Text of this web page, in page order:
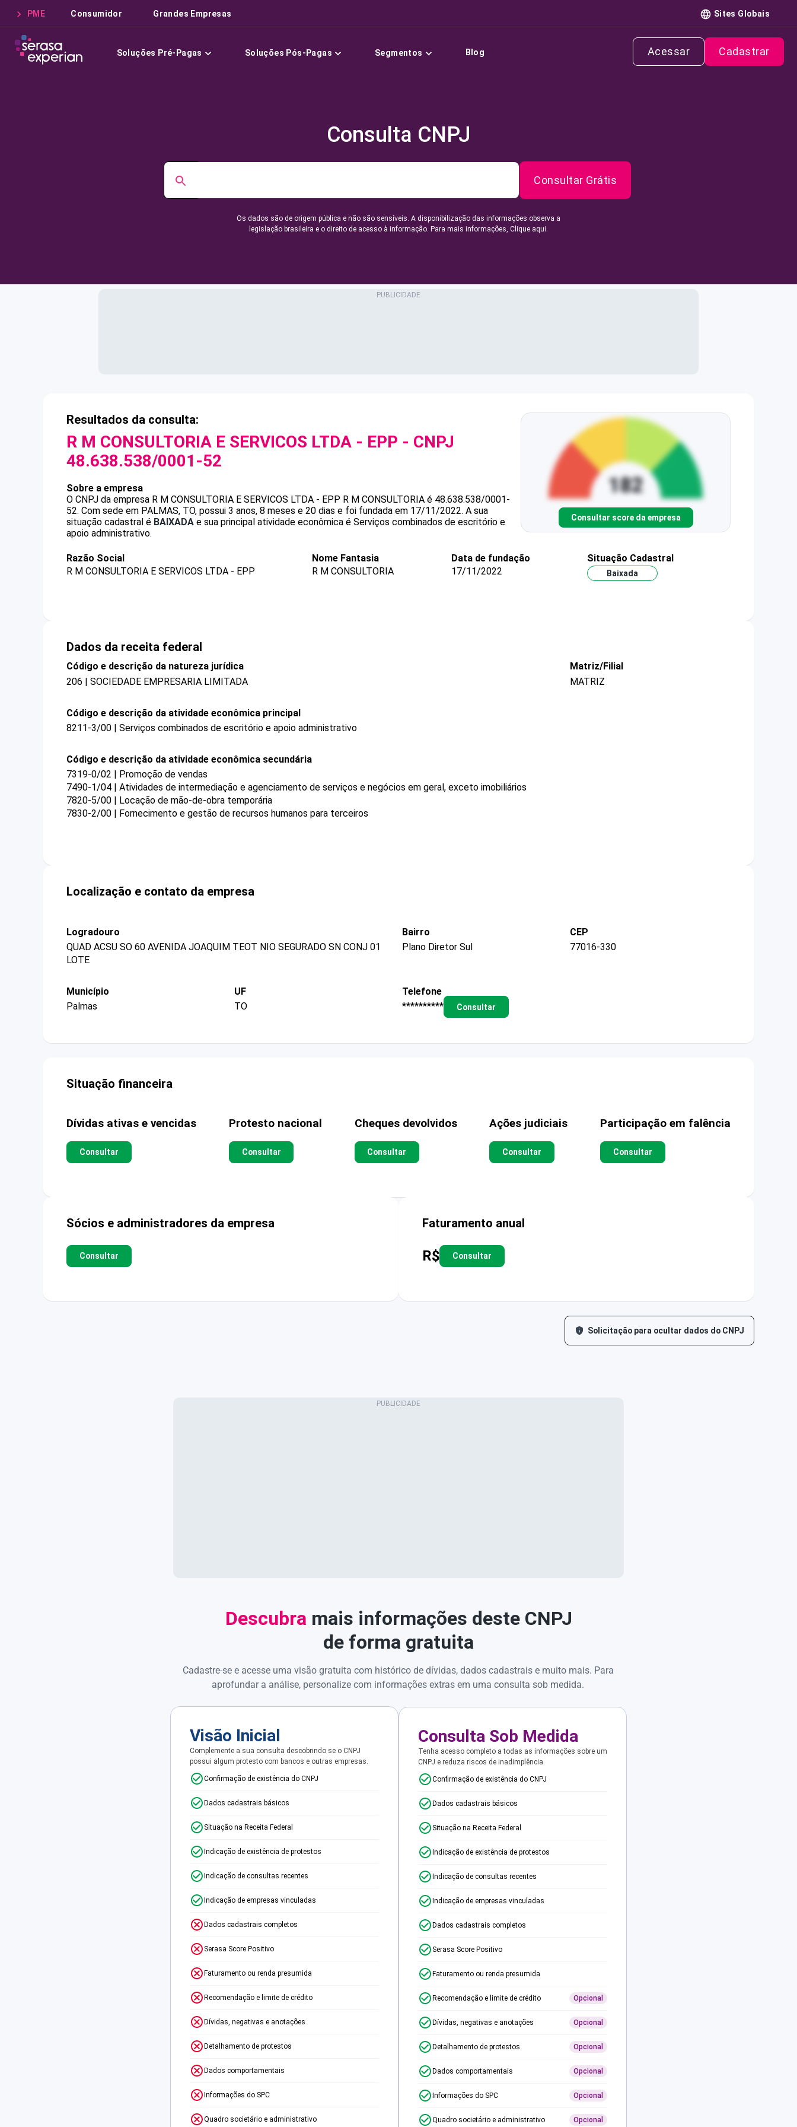
PME Consumidor Grandes Empresas Sites Globais
Soluções Pré-Pagas Soluções Pós-Pagas Segmentos Blog Acessar Cadastrar
Consulta CNPJ
Consultar Grátis
Os dados são de origem pública e não são sensíveis. A disponibilização das informações observa a
legislação brasileira e o direito de acesso à informação. Para mais informações, Clique aqui.
Resultados da consulta:
R M CONSULTORIA E SERVICOS LTDA - EPP - CNPJ
48.638.538/0001-52
Sobre a empresa
O CNPJ da empresa R M CONSULTORIA E SERVICOS LTDA - EPP R M CONSULTORIA é 48.638.538/0001-
52. Com sede em PALMAS, TO, possui 3 anos, 8 meses e 20 dias e foi fundada em 17/11/2022. A sua
situação cadastral é BAIXADA e sua principal atividade econômica é Serviços combinados de escritório e
apoio administrativo.
Consultar score da empresa
Razão Social
R M CONSULTORIA E SERVICOS LTDA - EPP
Nome Fantasia
R M CONSULTORIA
Data de fundação
17/11/2022
Situação Cadastral
Baixada
Dados da receita federal
Código e descrição da natureza jurídica
206 | SOCIEDADE EMPRESARIA LIMITADA
Matriz/Filial
MATRIZ
Código e descrição da atividade econômica principal
8211-3/00 | Serviços combinados de escritório e apoio administrativo
Código e descrição da atividade econômica secundária
7319-0/02 | Promoção de vendas
7490-1/04 | Atividades de intermediação e agenciamento de serviços e negócios em geral, exceto imobiliários
7820-5/00 | Locação de mão-de-obra temporária
7830-2/00 | Fornecimento e gestão de recursos humanos para terceiros
Localização e contato da empresa
Logradouro
QUAD ACSU SO 60 AVENIDA JOAQUIM TEOT NIO SEGURADO SN CONJ 01
LOTE
Bairro
Plano Diretor Sul
CEP
77016-330
Município
Palmas
UF
TO
Telefone
**********
Consultar
Situação financeira
Dívidas ativas e vencidas
Consultar
Protesto nacional
Consultar
Cheques devolvidos
Consultar
Ações judiciais
Consultar
Participação em falência
Consultar
Sócios e administradores da empresa
Consultar
Faturamento anual
R$ Consultar
Solicitação para ocultar dados do CNPJ
Descubra mais informações deste CNPJ
de forma gratuita
Cadastre-se e acesse uma visão gratuita com histórico de dívidas, dados cadastrais e muito mais. Para
aprofundar a análise, personalize com informações extras em uma consulta sob medida.
Visão Inicial
Complemente a sua consulta descobrindo se o CNPJ
possui algum protesto com bancos e outras empresas.
Confirmação de existência do CNPJ
Dados cadastrais básicos
Situação na Receita Federal
Indicação de existência de protestos
Indicação de consultas recentes
Indicação de empresas vinculadas
Dados cadastrais completos
Serasa Score Positivo
Faturamento ou renda presumida
Recomendação e limite de crédito
Dívidas, negativas e anotações
Detalhamento de protestos
Dados comportamentais
Informações do SPC
Quadro societário e administrativo
Consulta Sob Medida
Tenha acesso completo a todas as informações sobre um
CNPJ e reduza riscos de inadimplência.
Confirmação de existência do CNPJ
Dados cadastrais básicos
Situação na Receita Federal
Indicação de existência de protestos
Indicação de consultas recentes
Indicação de empresas vinculadas
Dados cadastrais completos
Serasa Score Positivo
Faturamento ou renda presumida
Recomendação e limite de crédito Opcional
Dívidas, negativas e anotações Opcional
Detalhamento de protestos Opcional
Dados comportamentais Opcional
Informações do SPC Opcional
Quadro societário e administrativo Opcional